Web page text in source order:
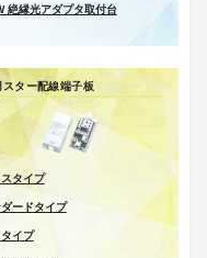
絶縁光アダプタ取付台
スター配線端子板
タイプ
ードタイプ
イプ